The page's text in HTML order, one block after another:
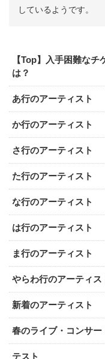
しているようです。
【Top】入手困難な
は？
あ行のアーティスト
か行のアーティスト
さ行のアーティスト
た行のアーティスト
な行のアーティスト
は行のアーティスト
ま行のアーティスト
やらわ行のアーティス
新着のアーティスト
春のライブ・コンサ
テスト